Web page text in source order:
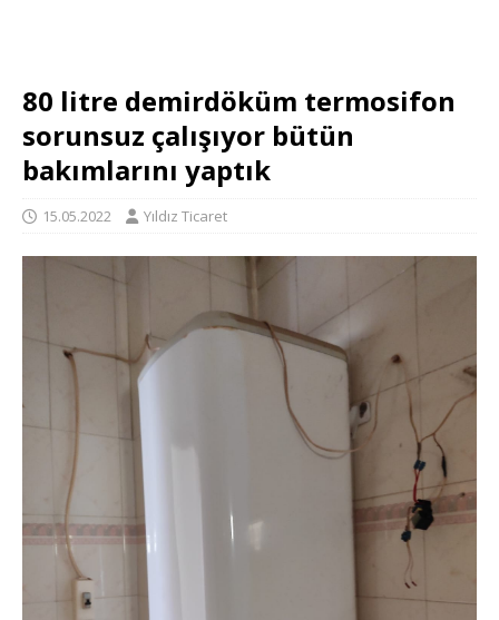
80 litre demirdöküm termosifon
sorunsuz çalışıyor bütün
bakımlarını yaptık
15.05.2022 Yıldız Ticaret